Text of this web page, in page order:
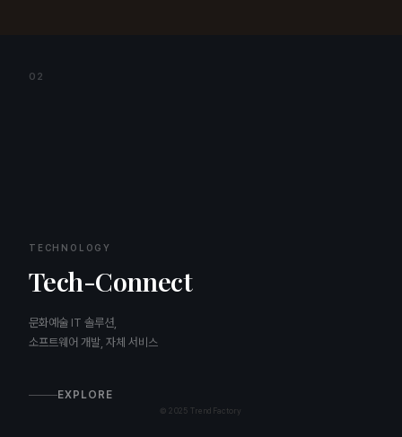
02
TECHNOLOGY
Tech-Connect
문화예술 IT 솔루션,
소프트웨어 개발, 자체 서비스
EXPLORE
© 2025 TrendFactory